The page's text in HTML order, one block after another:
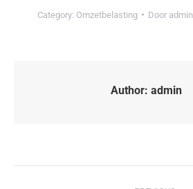
Category: Omzetbelasting Door admin
Author: admin